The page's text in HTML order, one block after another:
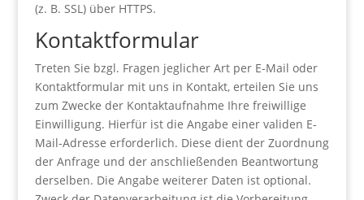
(z. B. SSL) über HTTPS.
Kontaktformular
Treten Sie bzgl. Fragen jeglicher Art per E-Mail oder
Kontaktformular mit uns in Kontakt, erteilen Sie uns
zum Zwecke der Kontaktaufnahme Ihre freiwillige
Einwilligung. Hierfür ist die Angabe einer validen E-
Mail-Adresse erforderlich. Diese dient der Zuordnung
der Anfrage und der anschließenden Beantwortung
derselben. Die Angabe weiterer Daten ist optional.